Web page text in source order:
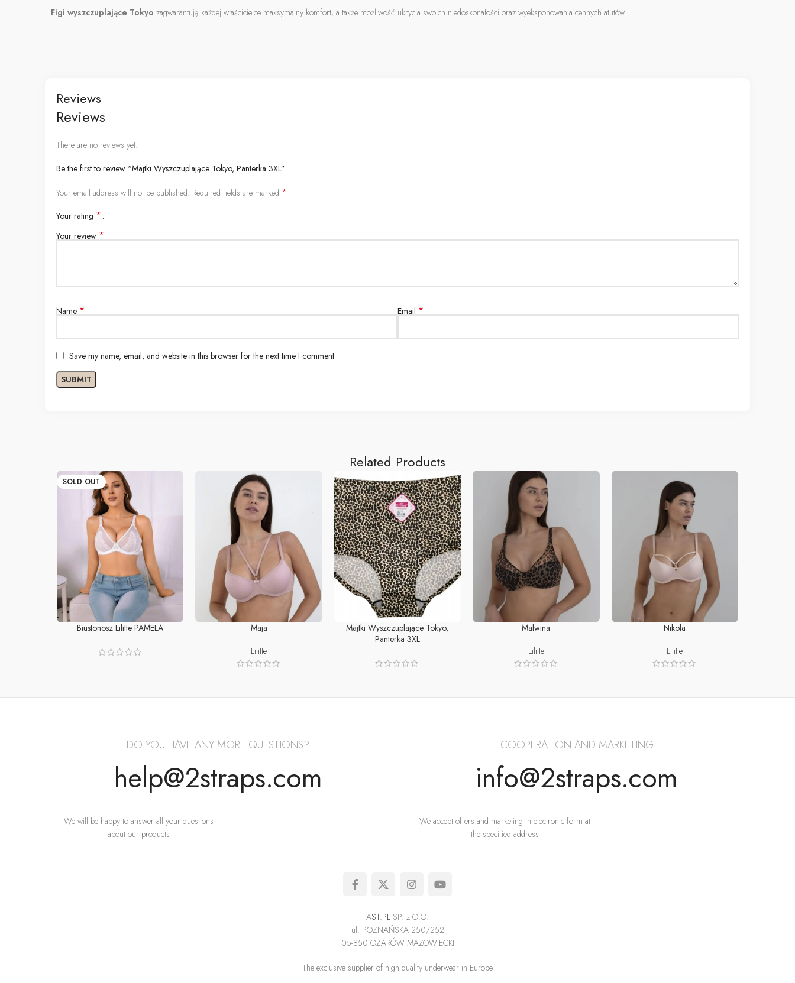
Figi wyszczuplające Tokyo zagwarantują każdej właścicielce maksymalny komfort, a także możliwość ukrycia swoich niedoskonałości oraz wyeksponowania cennych atutów.
Reviews
Reviews
There are no reviews yet.
Be the first to review “Majtki Wyszczuplające Tokyo, Panterka 3XL”
Your email address will not be published. Required fields are marked *
Your rating *
Your review *
Name * Email *
Save my name, email, and website in this browser for the next time I comment.
Related Products
SOLD OUT
READ MORE
Biustonosz Lilitte PAMELA SELECT OPTIONS
Maja
Lilitte
ADD TO CART
Majtki Wyszczuplające Tokyo,
Panterka 3XL
SELECT OPTIONS
Malwina
Lilitte
SELECT OPTIONS
Nikola
Lilitte
DO YOU HAVE ANY MORE QUESTIONS?
help@2straps.com
We will be happy to answer all your questions
about our products
COOPERATION AND MARKETING
info@2straps.com
We accept offers and marketing in electronic form at
the specified address
AST.PL SP. z O.O.
ul. POZNAŃSKA 250/252
05-850 OŻARÓW MAZOWIECKI
The exclusive supplier of high quality underwear in Europe